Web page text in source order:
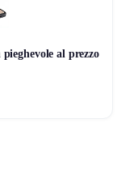
al prezzo